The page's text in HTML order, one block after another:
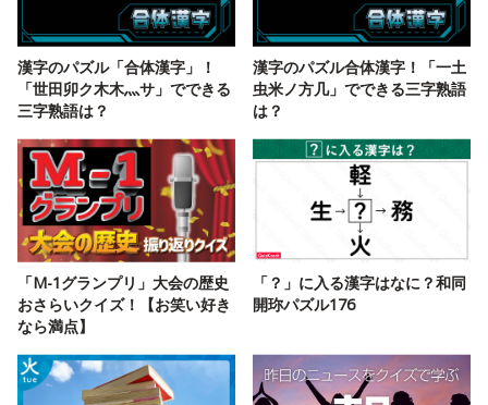
漢字のパズル「合体漢字」！
「世田卯ク木木灬サ」でできる
三字熟語は？
漢字のパズル合体漢字！「一土
虫米ノ方几」でできる三字熟語
は？
「M-1グランプリ」大会の歴史
おさらいクイズ！【お笑い好き
なら満点】
「？」に入る漢字はなに？和同
開珎パズル176